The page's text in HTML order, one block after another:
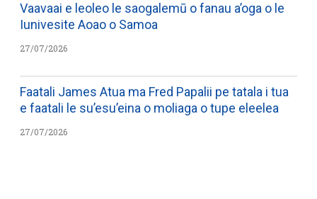
Vaavaai e leoleo le saogalemū o fanau a’oga o le
Iunivesite Aoao o Samoa
27/07/2026
Faatali James Atua ma Fred Papalii pe tatala i tua
e faatali le su’esu’eina o moliaga o tupe eleelea
27/07/2026